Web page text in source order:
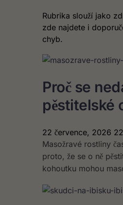
Rubrika slouží jako
zde najdete i
chyb.
Proč se
pěstitelské
22 července, 2026
Masožravé rostliny
proto, že se o ně
kohoutku mohou